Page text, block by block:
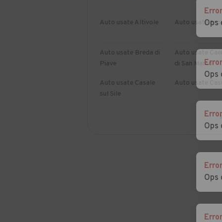
Auto usate Altivole Auto usate
Auto usate Breda di
Piave
Auto usate
di San Marco
Auto usate Casale
sul Sile
Auto usate
Auto usate
del Tomba
Auto usate
Cordignano
Error
Ops
Error
Ops
Error
Ops
Error
Ops
Error